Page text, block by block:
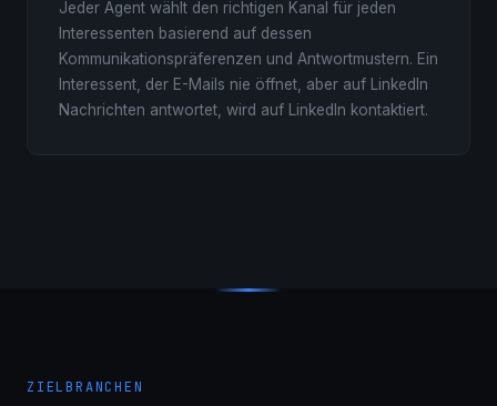
Jeder Agent wählt den richtigen Kanal für jeden
Interessenten basierend auf dessen
Kommunikationspräferenzen und Antwortmustern. Ein
Interessent, der E-Mails nie öffnet, aber auf LinkedIn
Nachrichten antwortet, wird auf LinkedIn kontaktiert.
ZIELBRANCHEN